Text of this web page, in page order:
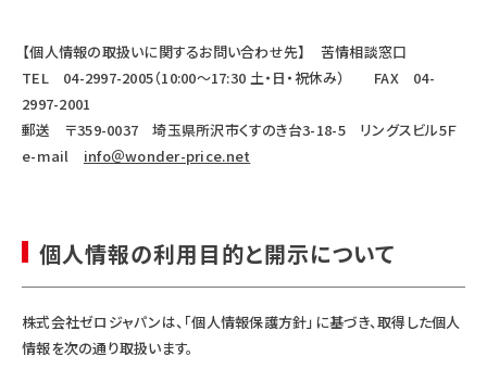
【個人情報の取扱いに関するお問い合わせ先】 苦情相談窓口
TEL 04-2997-2005（10:00～17:30 土・日・祝休み） FAX 04-
2997-2001
郵送 〒359-0037 埼玉県所沢市くすのき台3-18-5 リングスビル5Ｆ
e-mail info＠wonder-price.net
個人情報の利用目的と開示について
株式会社ゼロジャパンは、「個人情報保護方針」に基づき、取得した個人
情報を次の通り取扱います。